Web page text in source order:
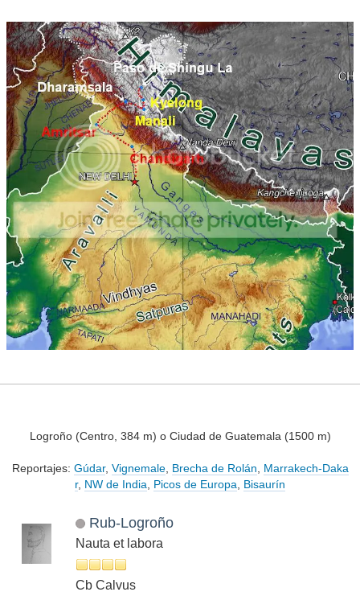
Logroño (Centro, 384 m) o Ciudad de Guatemala (1500 m)
Reportajes: Gúdar, Vignemale, Brecha de Rolán
Marrakech-Daka
r, NW de India Picos de Europa Bisaurín
Rub-Logroño
Nauta et labora
Cb Calvus